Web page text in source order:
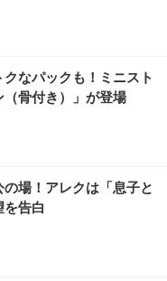
なパックも！ミニスト
骨付き）」が登場
場！アレクは「息子と
告白